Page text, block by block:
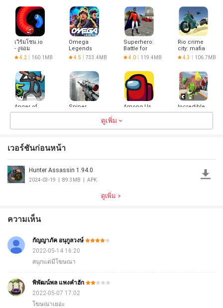
เวิร์มโซน.io
- งูจอม
ตะกละ
4.2 160.1MB
Omega
Legends
4.5 733.4MB
Superhero:
Battle for
Justice
4.0 119.4MB
Rio crime
city: mafia
gangster
4.3 106.7MB
Anger of
stick 5 :
Sniper
3D：เกมยิง
206.3MB
Among Us
Incredible
Monster
Pixel FPS -
Gun
Defense
ดูเพิ่ม
เวอร์ชันก่อนหน้า
Hunter Assassin 1.94.0
2024-03-19 89.3MB APK
ดูเพิ่ม
ความเห็น
กัญญาภัค อนุกูลวงษ์
2022-05-14 16:20
สนุกแต่มีโฆษณา
พิพัฒน์พล แพงคําฮัก
2022-05-07 17:02
โฆษณาเยอะ